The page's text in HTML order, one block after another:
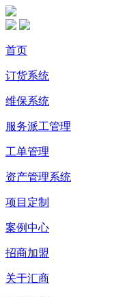
首页
订货系统
维保系统
服务派工管理
工单管理
资产管理系统
项目定制
案例中心
招商加盟
关于汇商